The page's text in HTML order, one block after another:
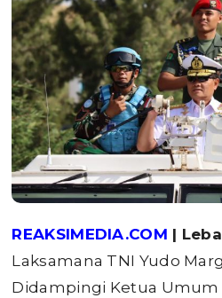
REAKSIMEDIA.COM |
Laksamana TNI Yudo
Didampingi Ketua Umum